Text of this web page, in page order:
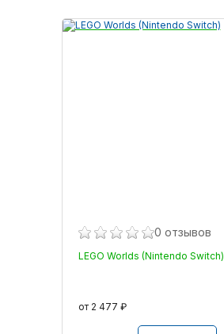
0 отзывов
LEGO Worlds (Nintendo Switch)
от 2 477 ₽